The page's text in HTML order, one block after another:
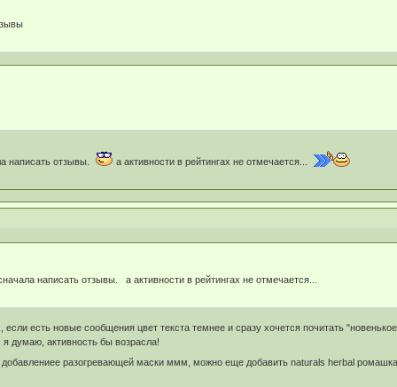
написать отзывы.
а активности в рейтингах не отмечается...
написать отзывы. а активности в рейтингах не отмечается...
если есть новые сообщения цвет текста темнее и сразу хочется почитать
думаю, активность бы возрасла!
добавлениее разогревающей маски ммм, можно еще добавить naturals herbal